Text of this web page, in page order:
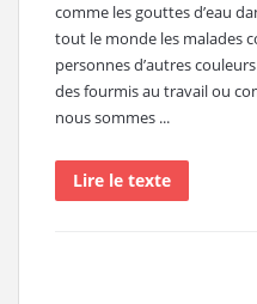
comme les gouttes d’eau
tout le monde les malades
personnes d’autres
des fourmis au travail ou
nous sommes ...
Lire le texte